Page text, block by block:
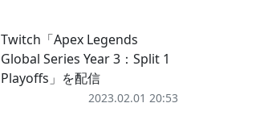
Twitch「Apex Legends
Global Series Year 3：Split 1
Playoffs」を配信
2023.02.01 20:53